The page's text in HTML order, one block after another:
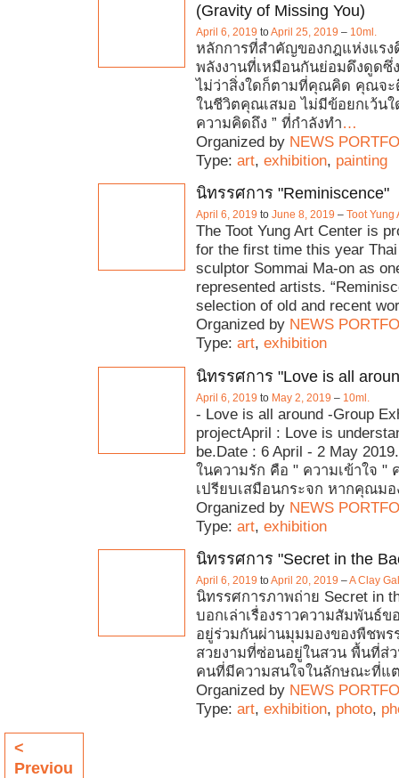
(Gravity of Missing You)
April 6, 2019 toApril 25, 2019 – 10ml.
หลักการที่สำคัญของกฎแห่งแรง
พลังงานที่เหมือนกันย่อมดึงดูดซึ่
ไม่ว่าสิ่งใดก็ตามที่คุณคิด คุณจะ
ในชีวิตคุณเสมอ ไม่มีข้อยกเว้นใ
ความคิดถึง ” ที่กำลังทำ…
Organized by NEWS
Type: art, exhibition, painting
นิทรรศการ "Reminiscence"
April 6, 2019 to June 8, 2019 – Toot Yung
The Toot Yung Art Center is
for the first time this year
sculptor Sommai Ma-on as
represented artists.
selection of old and recent
Organized by NEWS
Type: art, exhibition
นิทรรศการ "Love is all
April 6, 2019 to May 2, 2019 – 10ml.
- Love is all around -Group
projectApril : Love is
be.Date : 6 April - 2 May
ในความรัก คือ " ความเข้าใจ "
เปรียบเสมือนกระจก หากคุณมอ
Organized by NEWS
Type: art, exhibition
นิทรรศการ "Secret in the
April 6, 2019 toApril 20, 2019 –A Clay
นิทรรศการภาพถ่าย Secret in
บอกเล่าเรื่องราวความสัมพันธ์ข
อยู่ร่วมกันผ่านมุมมองของพืชพ
สวยงามที่ซ่อนอยู่ในสวน พื้นที่ส่
คนที่มีความสนใจในลักษณะที่แ
Organized by NEWS
Type: art, exhibition, photo,
<
Previou